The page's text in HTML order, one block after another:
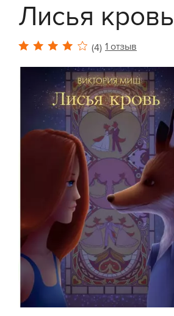
Лисья кровь
(4) 1 отзыв